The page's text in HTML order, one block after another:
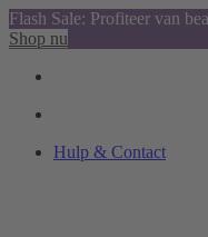
Flash Sale: Profiteer van
Shop nu
Hulp & Contact